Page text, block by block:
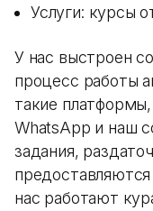
Услуги: курсы
У нас выстроен
процесс работы
такие
WhatsApp и наш
задания,
нас работают